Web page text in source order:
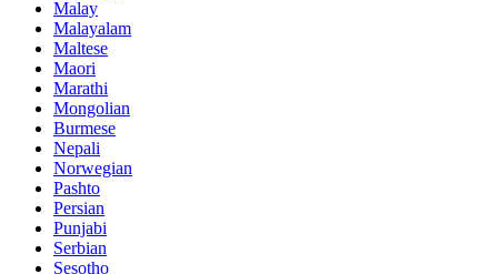
Malay
Malayalam
Maltese
Maori
Marathi
Mongolian
Burmese
Nepali
Norwegian
Pashto
Persian
Punjabi
Serbian
Sesotho